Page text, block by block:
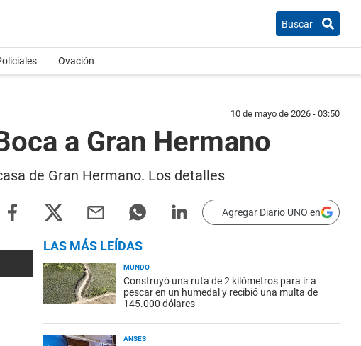
Buscar
Ovación
10 de mayo de 2026 - 03:50
a Gran Hermano
de Gran Hermano. Los detalles
Agregar Diario UNO en
LAS MÁS LEÍDAS
MUNDO
Construyó una ruta de 2 kilómetros para ir a
pescar en un humedal y recibió una multa de
145.000 dólares
ANSES